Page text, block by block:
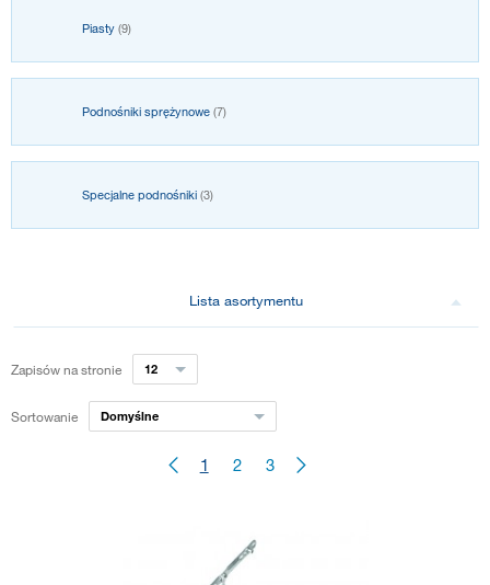
Piasty (9)
Podnośniki sprężynowe (7)
Specjalne podnośniki (3)
Lista asortymentu
Zapisów na stronie 12
Sortowanie Domyślne
1 2 3